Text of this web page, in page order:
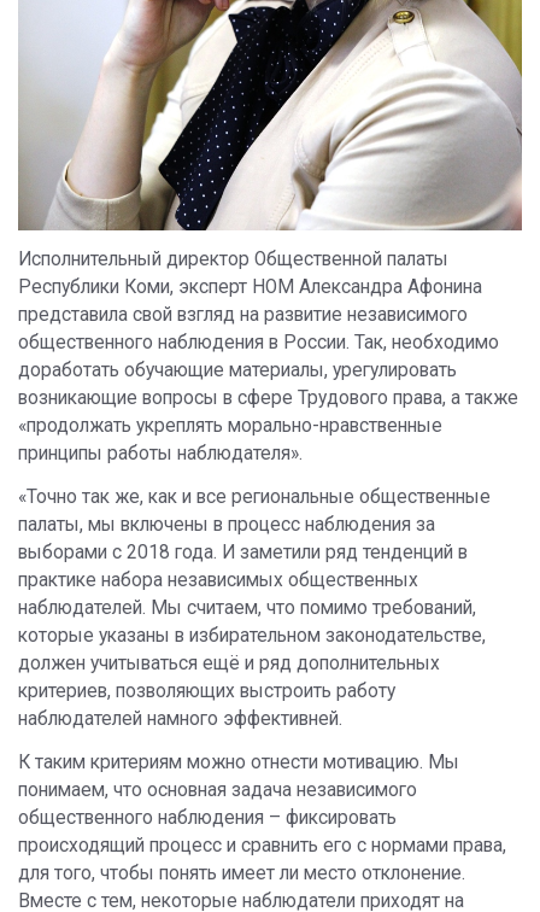
Исполнительный директор Общественной палаты
Республики Коми, эксперт НОМ Александра Афонина
представила свой взгляд на развитие независимого
общественного наблюдения в России. Так, необходимо
доработать обучающие материалы, урегулировать
возникающие вопросы в сфере Трудового права, а также
«продолжать укреплять морально-нравственные
принципы работы наблюдателя».
«Точно так же, как и все региональные общественные
палаты, мы включены в процесс наблюдения за
выборами с 2018 года. И заметили ряд тенденций в
практике набора независимых общественных
наблюдателей. Мы считаем, что помимо требований,
которые указаны в избирательном законодательстве,
должен учитываться ещё и ряд дополнительных
критериев, позволяющих выстроить работу
наблюдателей намного эффективней.
К таким критериям можно отнести мотивацию. Мы
понимаем, что основная задача независимого
общественного наблюдения – фиксировать
происходящий процесс и сравнить его с нормами права,
для того, чтобы понять имеет ли место отклонение.
Вместе с тем, некоторые наблюдатели приходят на